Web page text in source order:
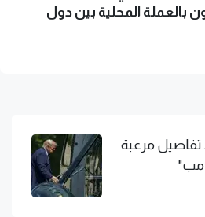
بالعملة المحلية بين دول
تفاصيل مرعبة